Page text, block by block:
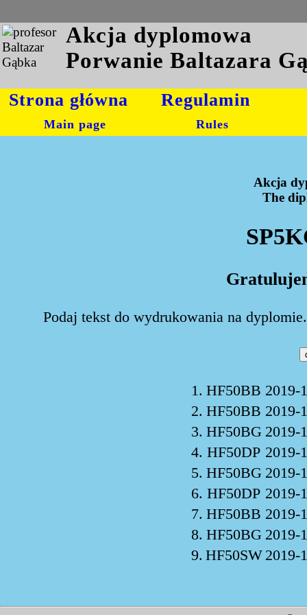
Akcja dyplomowa
Porwanie Baltazara
Strona główna
Main page
Regulamin
Rules
Akcja
The
Podaj tekst do wydrukowania na
1. HF50BB 2019-
2. HF50BB 2019-
3. HF50BG 2019-
4. HF50DP 2019-
5. HF50BG 2019-
6. HF50DP 2019-
7. HF50BB 2019-
8. HF50BG 2019-
9. HF50SW 2019-